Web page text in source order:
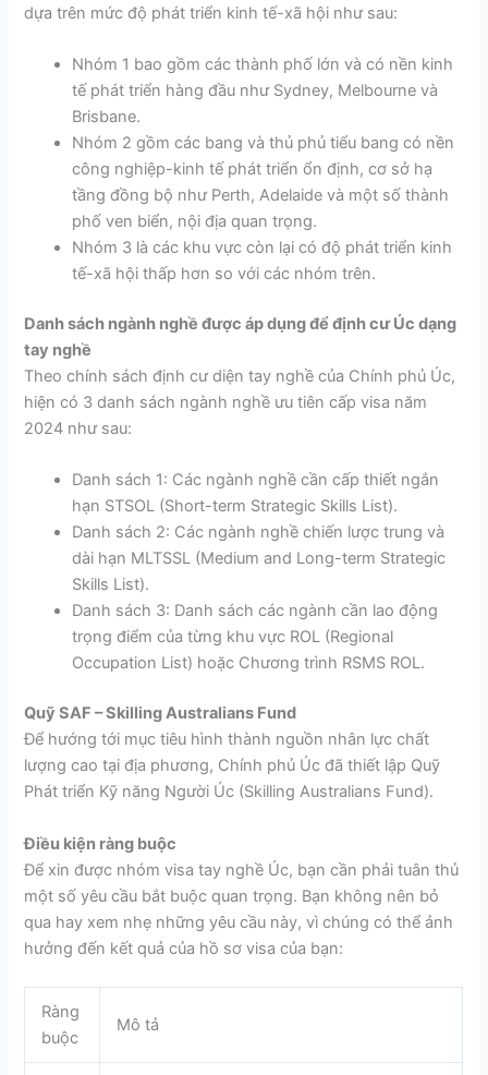
dựa trên mức độ phát triển kinh tế-xã hội như sau:
Nhóm 1 bao gồm các thành phố lớn và có nền kinh
tế phát triển hàng đầu như Sydney, Melbourne và
Brisbane.
Nhóm 2 gồm các bang và thủ phủ tiểu bang có nền
công nghiệp-kinh tế phát triển ổn định, cơ sở hạ
tầng đồng bộ như Perth, Adelaide và một số thành
phố ven biển, nội địa quan trọng.
Nhóm 3 là các khu vực còn lại có độ phát triển kinh
tế-xã hội thấp hơn so với các nhóm trên.
Danh sách ngành nghề được áp dụng để định cư Úc dạng
tay nghề
Theo chính sách định cư diện tay nghề của Chính phủ Úc,
hiện có 3 danh sách ngành nghề ưu tiên cấp visa năm
2024 như sau:
Danh sách 1: Các ngành nghề cần cấp thiết ngắn
hạn STSOL (Short-term Strategic Skills List).
Danh sách 2: Các ngành nghề chiến lược trung và
dài hạn MLTSSL (Medium and Long-term Strategic
Skills List).
Danh sách 3: Danh sách các ngành cần lao động
trọng điểm của từng khu vực ROL (Regional
Occupation List) hoặc Chương trình RSMS ROL.
Quỹ SAF – Skilling Australians Fund
Để hướng tới mục tiêu hình thành nguồn nhân lực chất
lượng cao tại địa phương, Chính phủ Úc đã thiết lập Quỹ
Phát triển Kỹ năng Người Úc (Skilling Australians Fund).
Điều kiện ràng buộc
Để xin được nhóm visa tay nghề Úc, bạn cần phải tuân thủ
một số yêu cầu bắt buộc quan trọng. Bạn không nên bỏ
qua hay xem nhẹ những yêu cầu này, vì chúng có thể ảnh
hưởng đến kết quả của hồ sơ visa của bạn:
Ràng
buộc
Mô tả